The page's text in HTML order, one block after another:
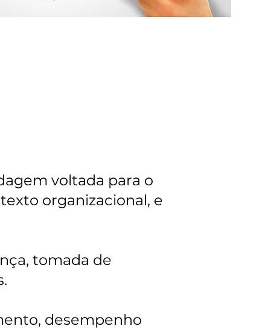
voltada para o
organizacional, e
tomada de
desempenho